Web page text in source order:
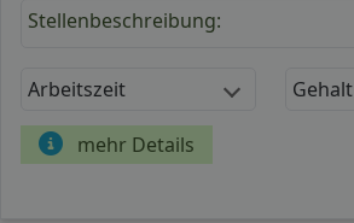
Stellenbeschreibung:
Arbeitszeit Gehalt
mehr Details